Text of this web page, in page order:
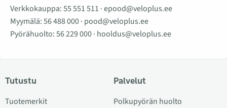
Verkkokauppa:55 551 511 ·epood@veloplus.ee
Myymälä:56 488 000· pood@veloplus.ee
Pyörähuolto:56 229 000· hooldus@veloplus.ee
Tutustu
Tuotemerkit
Palvelut
Polkupyörän huolto